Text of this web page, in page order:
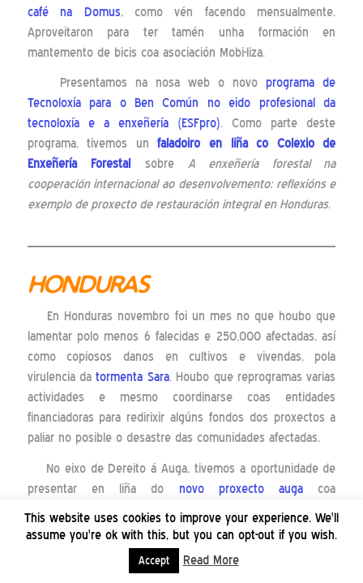
café na Domus, como vén facendo mensualmente.
Aproveitaron para ter tamén unha formación en
mantemento de bicis coa asociación Mobi-liza.
Presentamos na nosa web o novo programa de
Tecnoloxía para o Ben Común no eido profesional da
tecnoloxía e a enxeñería (ESFpro). Como parte deste
programa, tivemos unfaladoiro en liña co Colexio de
Enxeñería Forestal
sobre A enxeñería forestal na
cooperación internacional ao desenvolvemento: reflexións e
exemplo de proxecto de restauración integral en Honduras.
HONDURAS
En Honduras novembro foi un mes no que houbo que
lamentar polo menos 6 falecidas e 250.000 afectadas, así
como copiosos danos en cultivos e vivendas, pola
virulencia datormenta Sara. Houbo que reprogramas varias
actividades e mesmo coordinarse coas entidades
financiadoras para redirixir algúns fondos dos proxectos a
paliar no posible o desastre das comunidades afectadas.
No eixo de Dereito á Auga, tivemos a oportunidade de
presentar en liña do novo proxecto auga coa
embaixada Honduras en España. Tamén houbo visita de
embaixada, desta volta a de España en Honduras, a
distintos proxectos de ESF no sur do país. Aproveitouse
This website uses cookies to improve your experience. We'll
assume you're ok with this, but you can opt-out if you wish.
Accept Read More